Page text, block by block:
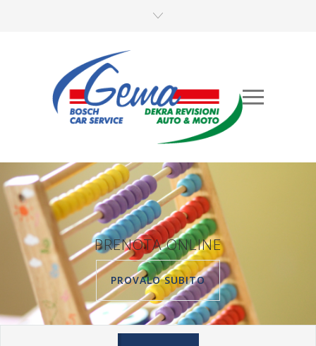
PRENOTA ONLINE
PROVALO SUBITO